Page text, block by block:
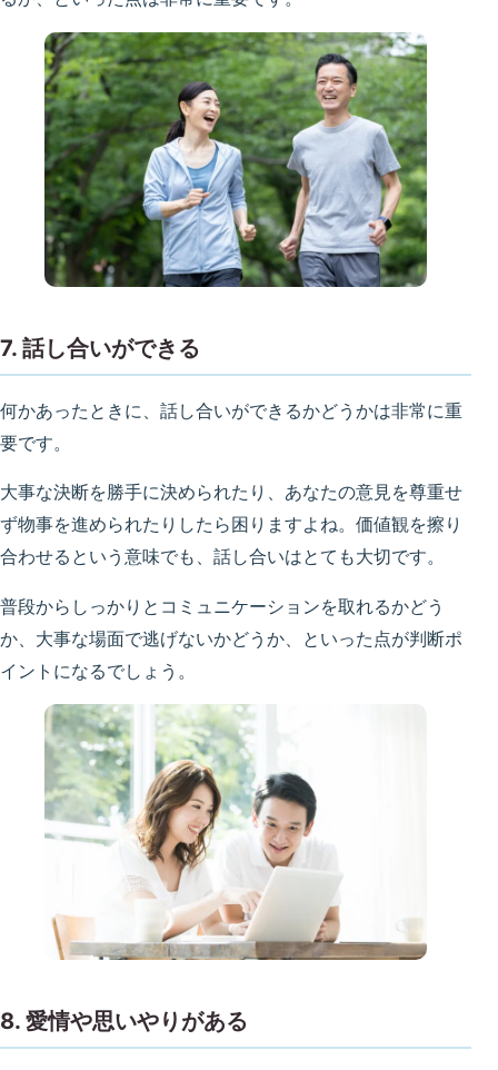
7. 話し合いができる
何かあったときに、話し合いができるかどうかは非常に重
要です。
大事な決断を勝手に決められたり、あなたの意見を尊重せ
ず物事を進められたりしたら困りますよね。価値観を擦り
合わせるという意味でも、話し合いはとても大切です。
普段からしっかりとコミュニケーションを取れるかどう
か、大事な場面で逃げないかどうか、といった点が判断ポ
イントになるでしょう。
8. 愛情や思いやりがある